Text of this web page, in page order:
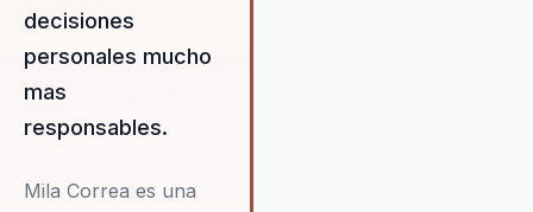
decisiones
personales mucho
mas
responsables.
Mila Correa es una